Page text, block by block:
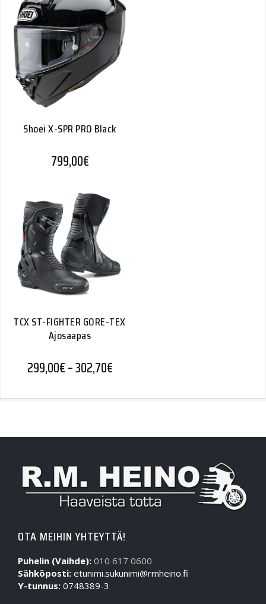
Shoei X-SPR PRO Black
799,00€
TCX ST-FIGHTER GORE-TEX
Ajosaapas
299,00€–302,70€Hintaluokka: 299,00€ - 302,70€
OTA MEIHIN YHTEYTTÄ!
Puhelin (Vaihde): 010 617 0600
Sähköposti: etunimi.sukunimi@rmheino.fi
Y-tunnus: 0748389-3